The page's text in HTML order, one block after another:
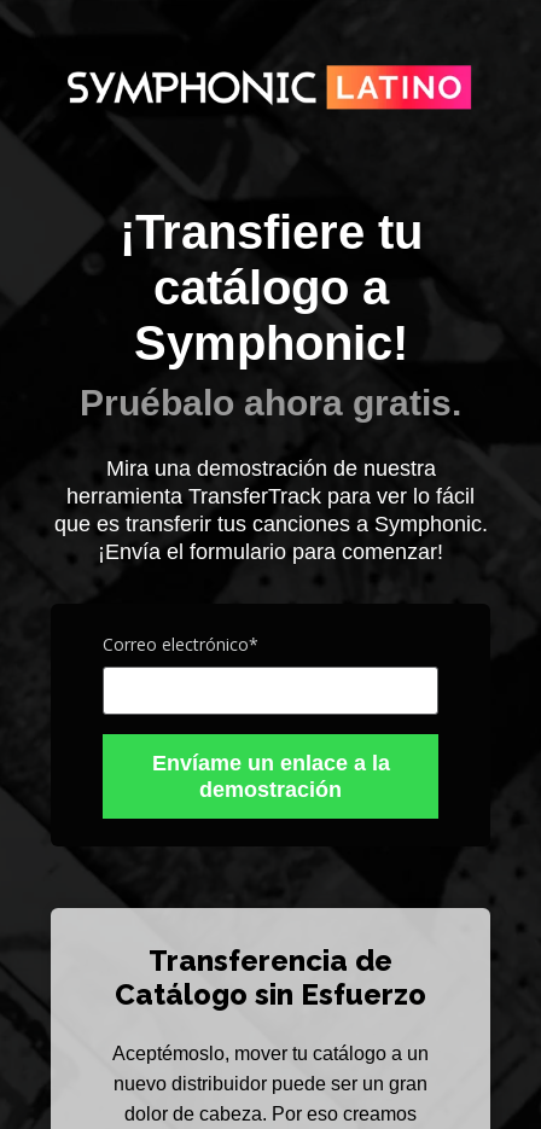
¡Transfiere tu
catálogo a
Symphonic!
Pruébalo ahora gratis.
Mira una demostración de nuestra
herramienta TransferTrack para ver lo fácil
que es transferir tus canciones a Symphonic.
¡Envía el formulario para comenzar!
Correo electrónico*
Transferencia de
Catálogo sin Esfuerzo
Aceptémoslo, mover tu catálogo a un
nuevo distribuidor puede ser un gran
dolor de cabeza. Por eso creamos